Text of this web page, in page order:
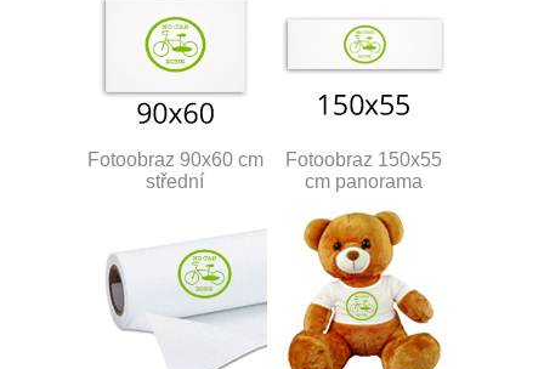
Fotoobraz 90x60 cm
střední
Fotoobraz 150x55
cm panorama